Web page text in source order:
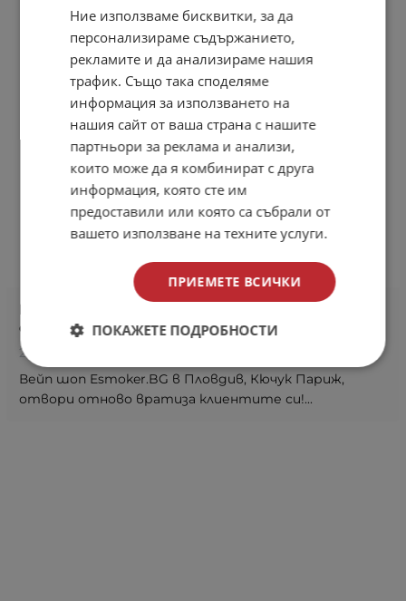
Esmoker.BG в Кючук Париж - Пловдив -
отново е отворен за клиенти!
24 март 2020
Вейп шоп Esmoker.BG в Пловдив, Кючук Париж,
отвори отново вратиза клиентите си!...
Ние използваме бисквитки, за да
персонализираме съдържанието,
рекламите и да анализираме нашия
трафик. Също така споделяме
информация за използването на
нашия сайт от ваша страна с нашите
партньори за реклама и анализи,
които може да я комбинират с друга
информация, която сте им
предоставили или която са събрали от
вашето използване на техните услуги.
ПРИЕМЕТЕ ВСИЧКИ
ПОКАЖЕТЕ ПОДРОБНОСТИ